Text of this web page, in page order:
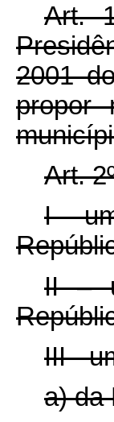
Art.
2001
propor
Art.
I -
II –
III -
a) da